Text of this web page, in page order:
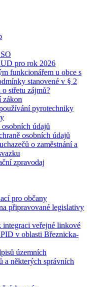
pro rok 2026
funkcionářem u obce s
stanovené v § 2
střetu zájmů?
zákon
pyrotechniky
údajů
osobních údajů
o zaměstnání a
zpravodaj
pro občany
připravované legislativy
integraci veřejné linkové
v oblasti Březnicka-
územních
a některých správních